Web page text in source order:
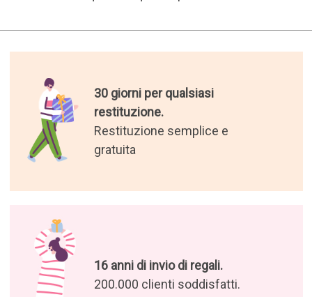
30 giorni per qualsiasi
restituzione.
Restituzione semplice e
gratuita
16 anni di invio di regali.
200.000 clienti soddisfatti.